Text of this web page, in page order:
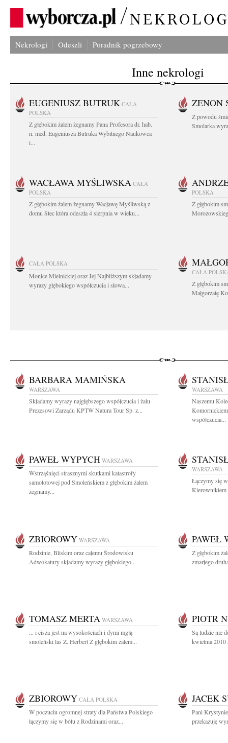
Nekrologi Odeszli Poradnik pogrzebowy
Inne nekrologi
EUGENIUSZ BUTRUK CAŁA
POLSKA
Z głębokim żalem żegnamy Pana Profesora dr. hab.
n. med. Eugeniusza Butruka Wybitnego Naukowca
i...
ZENON
Z powodu
Smolarka
WACŁAWA MYŚLIWSKA CAŁA
POLSKA
Z głębokim żalem żegnamy Wacławę Myśliwską z
domu Stec która odeszła 4 sierpnia w wieku...
POLSKA
Z głębokim
CAŁA POLSKA
Monice Mielnickiej oraz Jej Najbliższym składamy
wyrazy głębokiego współczucia i słowa...
CAŁA
Z głębokim
Małgorzatę
BARBARA MAMIŃSKA
WARSZAWA
Składamy wyrazy najgłębszego współczucia i żalu
Prezesowi Zarządu KPTW Natura Tour Sp. z...
WARSZAWA
Naszemu
współczucia...
PAWEŁ WYPYCH WARSZAWA
Wstrząśnięci strasznymi skutkami katastrofy
samolotowej pod Smoleńskiem z głębokim żalem
żegnamy...
WARSZAWA
Łączymy się
Kierownikiem
ZBIOROWY WARSZAWA
Rodzinie, Bliskim oraz całemu Środowisku
Adwokatury składamy wyrazy głębokiego...
PAWEŁ
Z głębokim
zmarłego
TOMASZ MERTA WARSZAWA
... i cisza jest na wysokościach i dymi mgłą
smoleński las Z. Herbert Z głębokim żalem...
PIOTR
Są ludzie nie
kwietnia 2010
ZBIOROWY CAŁA POLSKA
W poczuciu ogromnej straty dla Państwa Polskiego
łączymy się w bólu z Rodzinami oraz...
JACEK
Pani
przekazuję